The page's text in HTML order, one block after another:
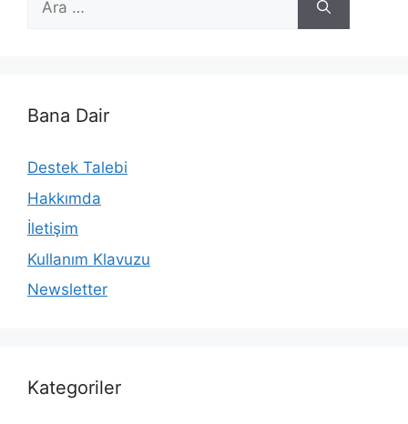
Bana Dair
Destek Talebi
Hakkımda
İletişim
Kullanım Klavuzu
Newsletter
Kategoriler